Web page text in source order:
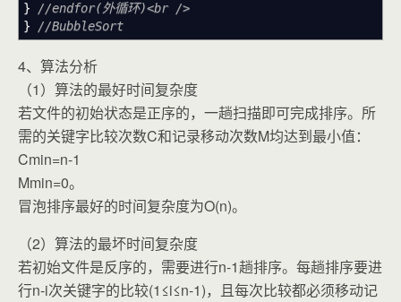
}
//endfor(外循环)<br />
}
//BubbleSort
4、算法分析
（1）算法的最好时间复杂度
若文件的初始状态是正序的，一趟扫描即可完成排序。所
需的关键字比较次数C和记录移动次数M均达到最小值：
Cmin=n-1
Mmin=0。
冒泡排序最好的时间复杂度为O(n)。
（2）算法的最坏时间复杂度
若初始文件是反序的，需要进行n-1趟排序。每趟排序要进
行n-i次关键字的比较(1≤i≤n-1)，且每次比较都必须移动记